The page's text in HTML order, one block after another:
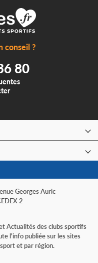
conseil ?
80
Georges Auric
2
Actualités des clubs sportifs
l'info publiée sur les sites
et par région.